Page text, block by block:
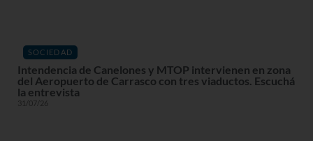
SOCIEDAD
Intendencia de Canelones y MTOP intervienen en zona
del Aeropuerto de Carrasco con tres viaductos. Escuchá
la entrevista
31/07/26